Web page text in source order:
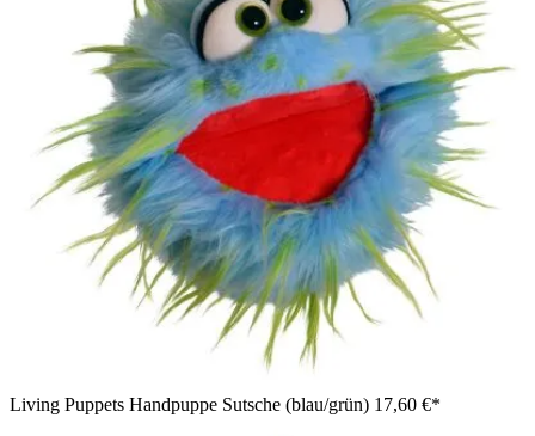
Living Puppets Handpuppe Sutsche (blau/grün) 17,60 €*